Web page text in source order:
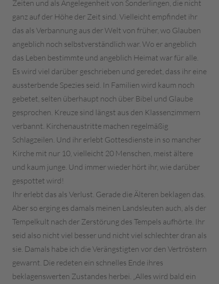
Zeiten und als Angelegenheit von Sonderlingen, die nicht
ganz auf der Höhe der Zeit sind. Vielleicht empfindet ihr
das als Verbannung aus der Welt von früher, wo Glauben
angeblich noch selbstverständlich war. Wo er angeblich
das Leben bestimmte und angeblich Heimat war für alle.
Es wird viel darüber geschrieben und geredet, dass ihr eine
aussterbende Spezies seid. In Familien wird kaum noch
gebetet, selten überhaupt noch über Bibel und Glaube
gesprochen. Kreuze sind längst aus den Klassenzimmern
verbannt. Kirchenaustritte machen regelmäßig
Schlagzeilen. Und ihr erlebt Gottesdienste in so mancher
Kirche mit nur 10, vielleicht 20 Menschen, meist ältere
und kaum junge. Und immer wieder hört ihr, wie darüber
gespottet wird!
Ihr erlebt das als Verlust. Gerade die Älteren beklagen das.
Aber so erging es damals meinen Landsleuten auch, als der
Tempelkult nach der Zerstörung des Tempels aufhörte. Ihr
seid also nicht viel besser und nicht viel schlechter dran als
sie. Damals habe ich die Verängstigten vor den Vertröstern
gewarnt. Die redeten ein schnelles Ende ihres
beklagenswerten Zustandes herbei. „Alles wird bald ein